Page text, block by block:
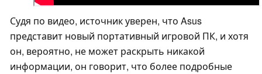
Судя по видео, источник уверен, что Asus
представит новый портативный игровой ПК, и хотя
он, вероятно, не может раскрыть никакой
информации, он говорит, что более подробные